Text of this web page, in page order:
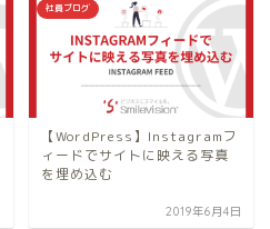
社員ブログ
【WordPress】Instagramフ
ィードでサイトに映える写真
を埋め込む
2019年6月4日